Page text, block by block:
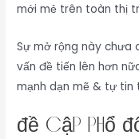
mới mẻ trên toàn thị
Sự mở rộng này chưa
vấn đề tiến lên hơn
mạnh dạn mẽ & tự tin
đề cập phổ